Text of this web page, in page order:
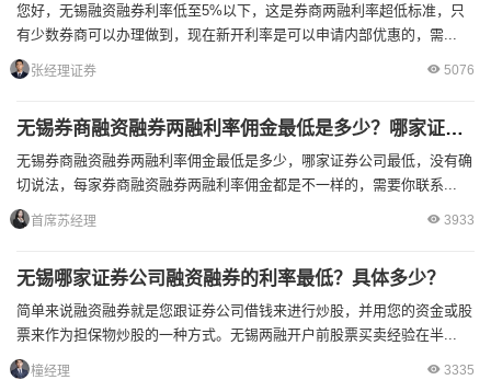
您好，无锡融资融券利率低至5%以下，这是券商两融利率超低标准，只
有少数券商可以办理做到，现在新开利率是可以申请内部优惠的，需...
张经理证券 5076
无锡券商融资融券两融利率佣金最低是多少？哪家证券公司最低？
无锡券商融资融券两融利率佣金最低是多少，哪家证券公司最低，没有确
切说法，每家券商融资融券两融利率佣金都是不一样的，需要你联系...
首席苏经理 3933
无锡哪家证券公司融资融券的利率最低？具体多少？
简单来说融资融券就是您跟证券公司借钱来进行炒股，并用您的资金或股
票来作为担保物炒股的一种方式。无锡两融开户前股票买卖经验在半...
橦经理 3335